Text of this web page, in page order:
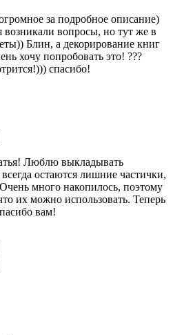
за подробное описание)
возникали вопросы, но тут же в
Блин, а декорирование книг
хочу попробовать это! ???
спасибо!
Люблю выкладывать
остаются лишние частички,
много накопилось, поэтому
их можно использовать. Теперь
вам!